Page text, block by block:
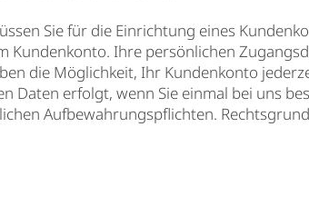
Sie für die Einrichtung eines
Kundenkonto. Ihre persönlichen
die Möglichkeit, Ihr Kundenkonto
Daten erfolgt, wenn Sie einmal bei uns
Aufbewahrungspflichten.